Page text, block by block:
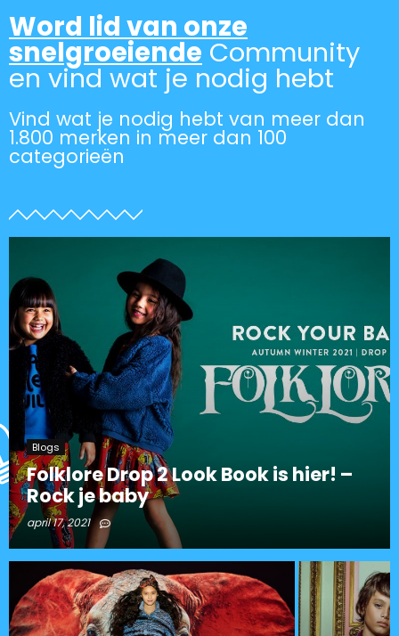
Word lid van onze
snelgroeiende Community
en vind wat je nodig hebt
Vind wat je nodig hebt van meer dan
1.800 merken in meer dan 100
categorieën
Blogs
Folklore Drop 2 Look Book is hier! –
Rock je baby
april 17, 2021